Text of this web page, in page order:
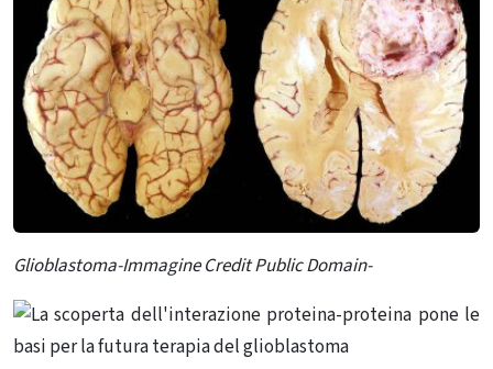
Glioblastoma-Immagine Credit Public Domain-